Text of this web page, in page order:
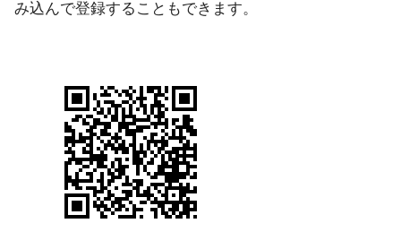
み込んで登録することもできます。